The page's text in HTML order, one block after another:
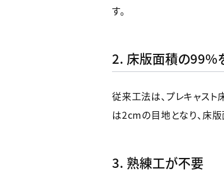
す。
2. 床版面積の99%
従来工法は、プレキャス
は2cmの目地となり、床版
3. 熟練工が不要